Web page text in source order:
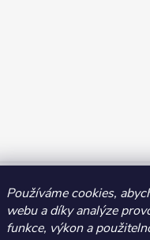
Používáme cookies,
webu a díky analýze
funkce, výkon a
Obchodní